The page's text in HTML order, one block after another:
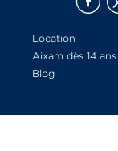
Location
Aixam dès 14 ans
Blog